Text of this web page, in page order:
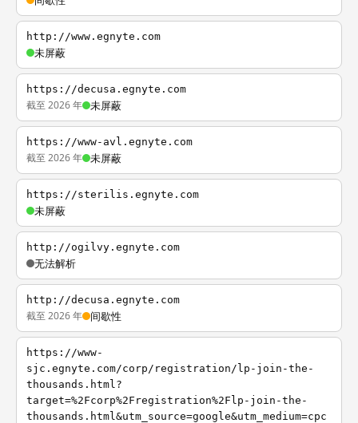
http://www.egnyte.com
未屏蔽
https://decusa.egnyte.com
截至 2026 年 未屏蔽
https://www-avl.egnyte.com
截至 2026 年 未屏蔽
https://sterilis.egnyte.com
未屏蔽
http://ogilvy.egnyte.com
无法解析
http://decusa.egnyte.com
截至 2026 年 间歇性
https://www-
sjc.egnyte.com/corp/registration/lp-join-the-
thousands.html?
target=%2Fcorp%2Fregistration%2Flp-join-the-
thousands.html&utm_source=google&utm_medium=cpc